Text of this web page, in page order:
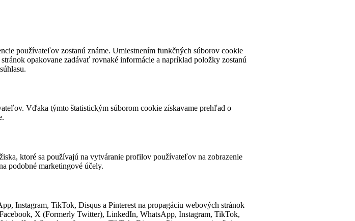
používateľov zostanú známe. Umiestnením funkčných súborov cookie
opakovane zadávať rovnaké informácie a napríklad položky zostanú
Vďaka týmto štatistickým súborom cookie získavame prehľad o
ktoré sa používajú na vytváranie profilov používateľov na zobrazenie
podobné marketingové účely.
Instagram, TikTok, Disqus a Pinterest na propagáciu webových stránok
X (Formerly Twitter), LinkedIn, WhatsApp, Instagram, TikTok,